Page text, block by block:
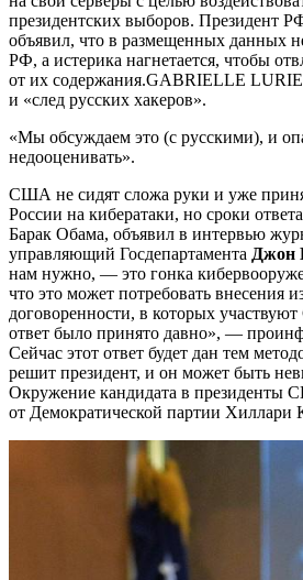
президентских выборов. Президент
объявил, что в размещенных данных
РФ, а истерика нагнетается, чтобы
от их содержания.GABRIELLE
и «след русских хакеров».
«Мы обсуждаем это (с русскими), и
недооценивать».
США не сидят сложа руки и уже
России на кибератаки, но сроки
Барак Обама, объявил в интервью
управляющий Госдепартамента Джон
нам нужно, — это гонка
что это может потребовать внесения
договоренности, в которых
ответ было принято давно», —
Сейчас этот ответ будет дан тем
решит президент, и он может быть
Окружение кандидата в президенты
от Демократической партии Хиллари